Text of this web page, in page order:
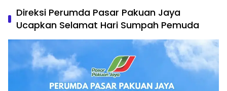
Direksi Perumda Pasar Pakuan Jaya
Ucapkan Selamat Hari Sumpah Pemuda